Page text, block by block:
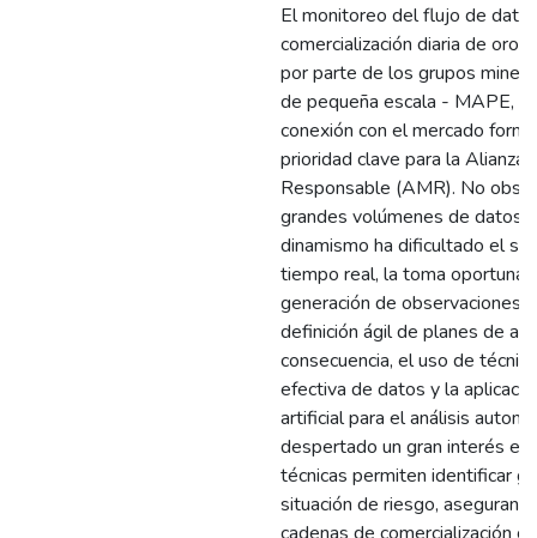
El monitoreo del flujo de
comercialización diaria de oro
por parte de los grupos
de pequeña escala - MAPE,
conexión con el mercado
prioridad clave para la Alianza
Responsable (AMR). No
grandes volúmenes de datos
dinamismo ha dificultado el
tiempo real, la toma oportuna
generación de observaciones
definición ágil de planes de
consecuencia, el uso de
efectiva de datos y la
artificial para el análisis
despertado un gran interés
técnicas permiten identificar
situación de riesgo,